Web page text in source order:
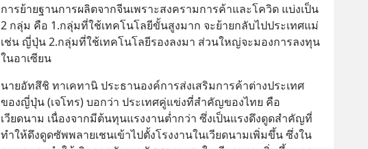
การย้ายฐานการผลิตจากจีนเพราะสงครามการค้าและโควิด แบ่งเป็น
2 กลุ่ม คือ 1.กลุ่มที่ใช้เทคโนโลยีขั้นสูงมาก จะย้ายกลับไปประเทศแม่
เช่น ญี่ปุ่น 2.กลุ่มที่ใช้เทคโนโลยีรองลงมา ส่วนใหญ่จะมองการลงทุน
ในอาเซียน
นายอัทสึชิ ทาเคทานิ ประธานองค์การส่งเสริมการค้าต่างประเทศ
ของญี่ปุ่น (เจโทร) บอกว่า ประเทศคู่แข่งที่สำคัญของไทย คือ
เวียดนาม เนื่องจากมีต้นทุนแรงงานต่ำกว่า ซึ่งเป็นแรงดึงดูดสำคัญที่
ทำให้ดึงดูดซัพพลายเชนเข้าไปตั้งโรงงานในเวียดนามเพิ่มขึ้น ซึ่งใน